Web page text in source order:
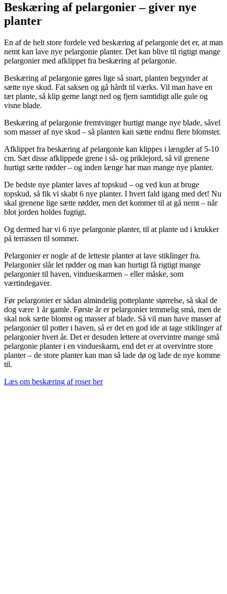
Beskæring af pelargonier – giver nye
planter
En af de helt store fordele ved beskæring af pelargonie det er, at man
nemt kan lave nye pelargonie planter. Det kan blive til rigtigt mange
pelargonier med afklippet fra beskæring af pelargonie.
Beskæring af pelargonie gøres lige så snart, planten begynder at
sætte nye skud. Fat saksen og gå hårdt til værks. Vil man have en
tæt plante, så klip gerne langt ned og fjern samtidigt alle gule og
visne blade.
Beskæring af pelargonie fremtvinger hurtigt mange nye blade, såvel
som masser af nye skud – så planten kan sætte endnu flere blomster.
Afklippet fra beskæring af pelargonie kan klippes i længder af 5-10
cm. Sæt disse afklippede grene i så- og priklejord, så vil grenene
hurtigt sætte rødder – og inden længe har man mange nye planter.
De bedste nye planter laves af topskud – og ved kun at bruge
topskud, så fik vi skabt 6 nye planter. I hvert fald igang med det! Nu
skal grenene lige sætte rødder, men det kommer til at gå nemt – når
blot jorden holdes fugtigt.
Og dermed har vi 6 nye pelargonie planter, til at plante ud i krukker
på terrassen til sommer.
Pelargonier er nogle af de letteste planter at lave stiklinger fra.
Pelargonier slår let rødder og man kan hurtigt få rigtigt mange
pelargonier til haven, vindueskarmen – eller måske, som
værtindegaver.
Før pelargonier er sådan almindelig potteplante størrelse, så skal de
dog være 1 år gamle. Første år er pelargonier temmelig små, men de
skal nok sætte blomst og masser af blade. Så vil man have masser af
pelargonier til potter i haven, så er det en god ide at tage stiklinger af
pelargonier hvert år. Det er desuden lettere at overvintre mange små
pelargonie planter i en vindueskarm, end det er at overvintre store
planter – de store planter kan man så lade dø og lade de nye komme
til.
Læs om beskæring af roser her